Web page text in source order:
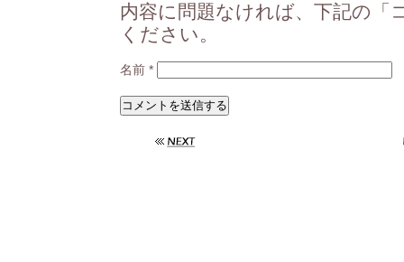
内容に問題なければ、下記の「
ください。
名前 *